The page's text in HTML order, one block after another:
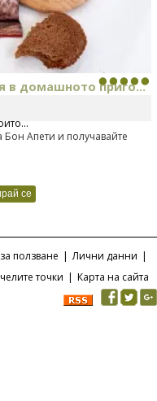
в домашното приго...
на изцяло нов
Апети и получавайте
ползване | Лични данни |
точки | Карта на сайта